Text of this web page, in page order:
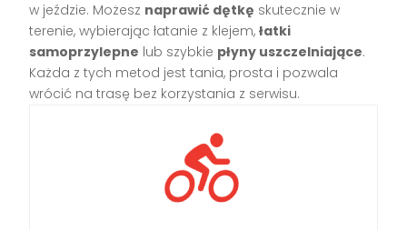
w jeździe. Możesz naprawić dętkę skutecznie w
terenie, wybierając łatanie z klejem,łatki
samoprzylepne lub szybkie płyny uszczelniające.
Każda z tych metod jest tania, prosta i pozwala
wrócić na trasę bez korzystania z serwisu.